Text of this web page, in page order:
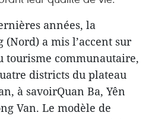
années, la
a mis l’accent sur
tourisme communautaire,
districts du plateau
à savoirQuan Ba, Yên
Van. Le modèle de